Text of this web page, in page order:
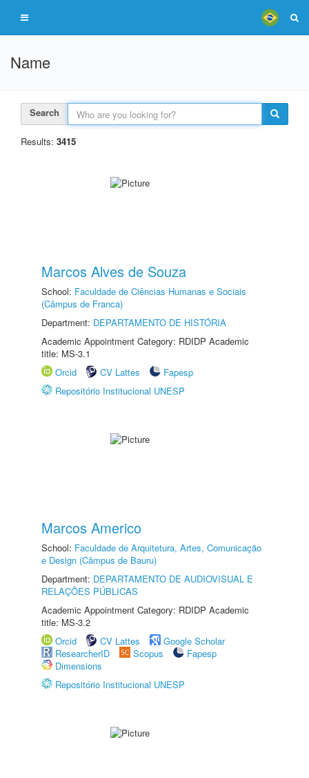
Name
Search
Results: 3415
Marcos Alves de Souza
School: Faculdade de Ciências Humanas e Sociais
(Câmpus de Franca)
Department: DEPARTAMENTO DE HISTÓRIA
Academic Appointment Category: RDIDP Academic
title: MS-3.1
Orcid
CV Lattes
Fapesp
Repositório Institucional UNESP
Marcos Americo
School: Faculdade de Arquitetura, Artes, Comunicação
e Design (Câmpus de Bauru)
Department: DEPARTAMENTO DE AUDIOVISUAL E
RELAÇÕES PÚBLICAS
Academic Appointment Category: RDIDP Academic
title: MS-3.2
Orcid
CV Lattes
Google Scholar
ResearcherID
Scopus
Fapesp
Dimensions
Repositório Institucional UNESP